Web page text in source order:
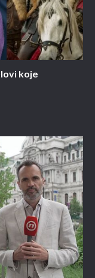
koje